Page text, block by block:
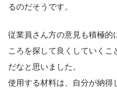
るのだそうです。
従業員さん方の意見も積極的
ころを探して良くしていく
だなと思いました。
使用する材料は、自分が納得